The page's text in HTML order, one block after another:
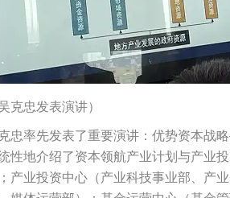
克忠发表演讲）
忠率先发表了重要演讲：优势资本
性地介绍了资本领航产业计划与产业
产业投资中心（产业科技事业部、产